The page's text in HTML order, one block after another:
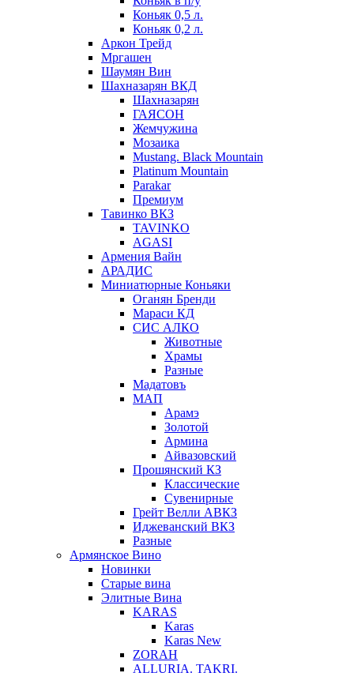
Коньяк 0,5 л.
Коньяк 0,2 л.
Аркон Трейд
Мргашен
Шаумян Вин
Шахназарян ВКД
Шахназарян
ГАЯСОН
Жемчужина
Мозаика
Mustang. Black Mountain
Platinum Mountain
Parakar
Премиум
Тавинко ВКЗ
TAVINKO
AGASI
Армения Вайн
АРАДИС
Миниатюрные Коньяки
Оганян Бренди
Мараси КД
СИС АЛКО
Животные
Храмы
Разные
Мадатовъ
МАП
Арамэ
Золотой
Армина
Айвазовский
Прошянский КЗ
Классические
Сувенирные
Грейт Велли АВКЗ
Иджеванский ВКЗ
Разные
Армянское Вино
Новинки
Старые вина
Элитные Вина
KARAS
Karas
Karas New
ZORAH
ALLURIA. TAKRI.